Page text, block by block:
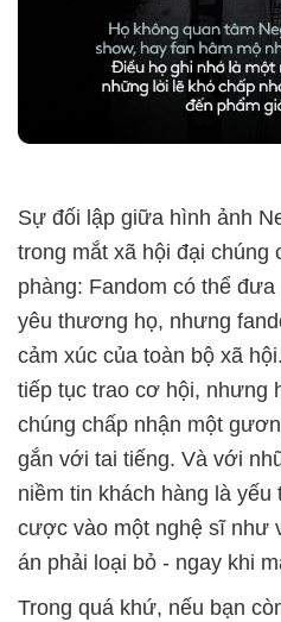
Sự đối lập giữa hình ảnh
trong mắt xã hội đại chúng
phàng: Fandom có thể
yêu thương họ, nhưng
cảm xúc của toàn bộ xã
tiếp tục trao cơ hội, nhưng
chúng chấp nhận một
gắn với tai tiếng. Và với
niềm tin khách hàng là yếu
cược vào một nghệ sĩ như
án phải loại bỏ - ngay khi
Trong quá khứ, nếu bạn